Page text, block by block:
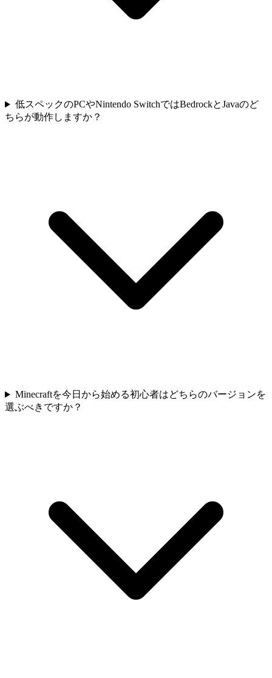
低スペックのPCやNintendo SwitchではBedrockとJavaのど
ちらが動作しますか？
Minecraftを今日から始める初心者はどちらのバージョンを
選ぶべきですか？